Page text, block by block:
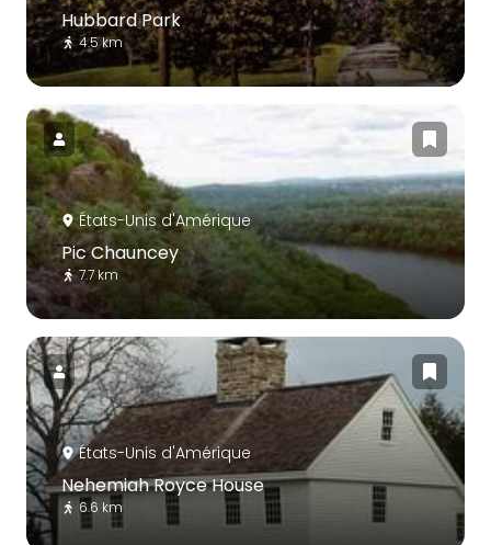
Hubbard Park
4.5 km
États-Unis d'Amérique
Pic Chauncey
7.7 km
États-Unis d'Amérique
Nehemiah Royce House
6.6 km